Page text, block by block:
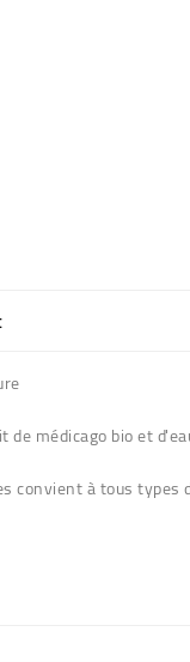
de médicago bio et
convient à tous